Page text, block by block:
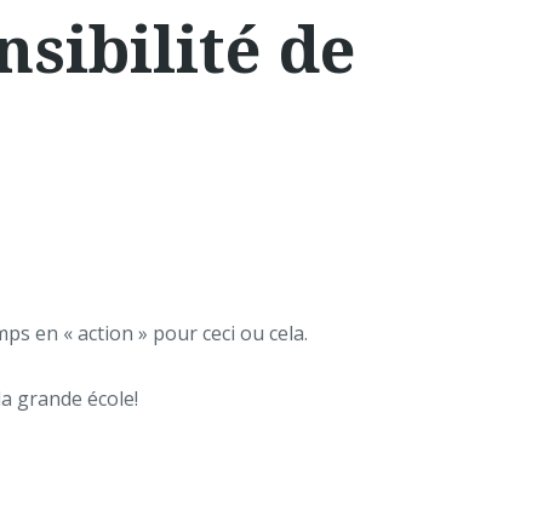
de
en « action » pour ceci ou cela.
grande école!